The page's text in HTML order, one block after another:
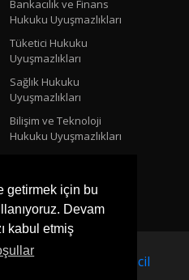
getirmek için bu
Devam
kabul etmiş
Bankacılık ve Finans
Hukuku Uyuşmazlıkları
Tüketici Hukuku
Uyuşmazlıkları
Sağlık Hukuku
Uyuşmazlıkları
Bilişim ve Teknoloji
Hukuku Uyuşmazlıkları
Tasarım:
Nettescil